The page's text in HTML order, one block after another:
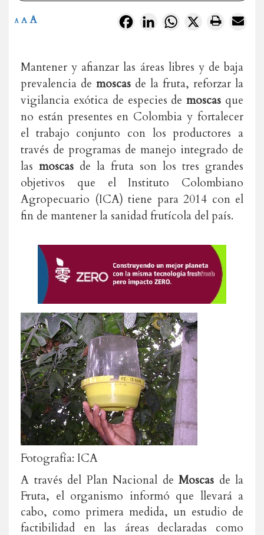
FacebookLinkedInWhatsApp
X
A A A
Mantener y afianzar las áreas libres y de baja
prevalencia de moscas de la fruta, reforzar la
vigilancia exótica de especies demoscas que
no están presentes en Colombia y fortalecer
el trabajo conjunto con los productores a
través de programas de manejo integrado de
las moscas de la fruta son los tres grandes
objetivos que el Instituto Colombiano
Agropecuario (ICA) tiene para 2014 con el
fin de mantener la sanidad frutícola del país.
Fotografía: ICA
A través del Plan Nacional de Moscas de la
Fruta, el organismo informó que llevará a
cabo, como primera medida, un estudio de
factibilidad en las áreas declaradas como